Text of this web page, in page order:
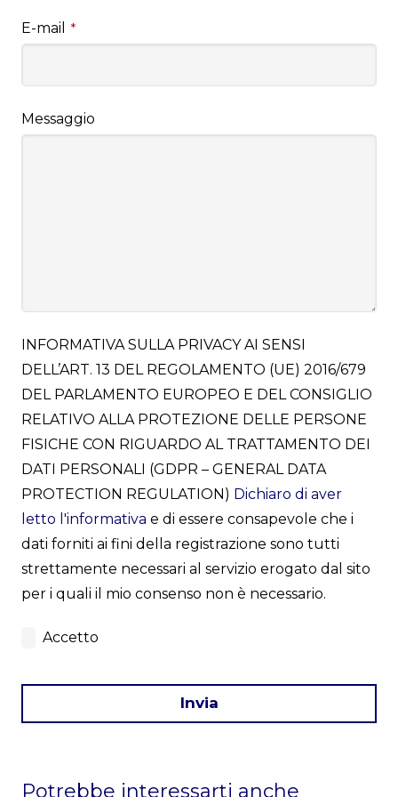
E-mail *
Messaggio
INFORMATIVA SULLA PRIVACY AI SENSI
DELL’ART. 13 DEL REGOLAMENTO (UE) 2016/679
DEL PARLAMENTO EUROPEO E DEL CONSIGLIO
RELATIVO ALLA PROTEZIONE DELLE PERSONE
FISICHE CON RIGUARDO AL TRATTAMENTO DEI
DATI PERSONALI (GDPR – GENERAL DATA
PROTECTION REGULATION) Dichiaro di aver
letto l'informativa e di essere consapevole che i
dati forniti ai fini della registrazione sono tutti
strettamente necessari al servizio erogato dal sito
per i quali il mio consenso non è necessario.
Accetto
Invia
Potrebbe interessarti anche